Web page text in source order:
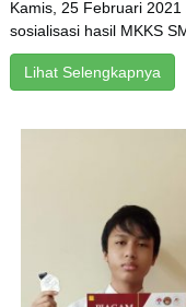
Kamis, 25 Februari
sosialisasi hasil MKKS
Lihat Selengkapnya